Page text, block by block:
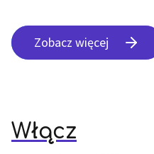
Zobacz więcej
Włącz